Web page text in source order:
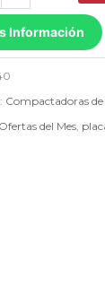
Información
Compactadoras
Ofertas del Mes